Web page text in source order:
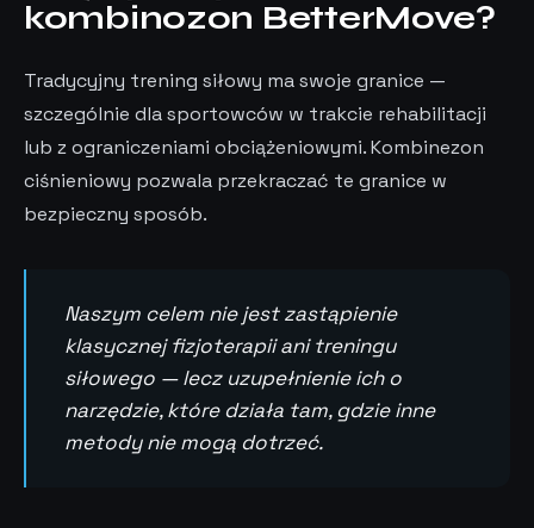
kombinozon BetterMove?
Tradycyjny trening siłowy ma swoje granice —
szczególnie dla sportowców w trakcie rehabilitacji
lub z ograniczeniami obciążeniowymi. Kombinezon
ciśnieniowy pozwala przekraczać te granice w
bezpieczny sposób.
Naszym celem nie jest zastąpienie
klasycznej fizjoterapii ani treningu
siłowego — lecz uzupełnienie ich o
narzędzie, które działa tam, gdzie inne
metody nie mogą dotrzeć.